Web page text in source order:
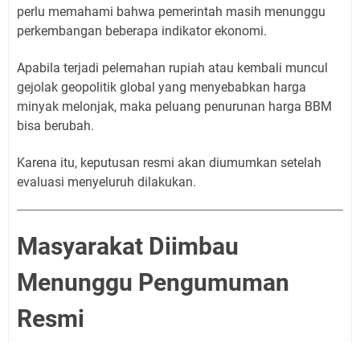
perlu memahami bahwa pemerintah masih menunggu
perkembangan beberapa indikator ekonomi.
Apabila terjadi pelemahan rupiah atau kembali muncul
gejolak geopolitik global yang menyebabkan harga
minyak melonjak, maka peluang penurunan harga BBM
bisa berubah.
Karena itu, keputusan resmi akan diumumkan setelah
evaluasi menyeluruh dilakukan.
Masyarakat Diimbau
Menunggu Pengumuman
Resmi